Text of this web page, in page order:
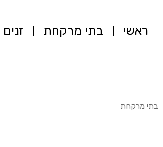
ראשי בתי מרקחת זנים
בתי מרקחת